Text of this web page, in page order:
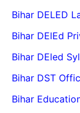
Bihar DELED
Bihar DElEd
Bihar DEled
Bihar DST
Bihar